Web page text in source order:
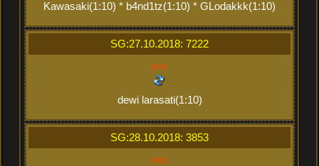
Kawasaki(1:10) * b4nd1tz(1:10) * GLodakkk(1:10)
SG:27.10.2018: 7222
xxx
dewi larasati(1:10)
SG:28.10.2018: 3853
xxx